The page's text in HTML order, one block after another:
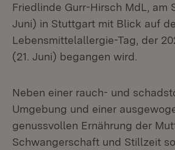
Friedlinde Gurr-Hirsch MdL, am
Juni) in Stuttgart mit Blick auf
Lebensmittelallergie-Tag, der
(21. Juni) begangen wird.
Neben einer rauch- und
Umgebung und einer
genussvollen Ernährung der
Schwangerschaft und Stillzeit